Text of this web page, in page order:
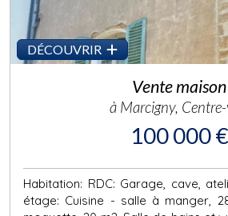
DÉCOUVRIR
Vente maison
à Marcigny,
100 000 €
Habitation: RDC: Garage, cave,
étage: Cuisine - salle à manger,